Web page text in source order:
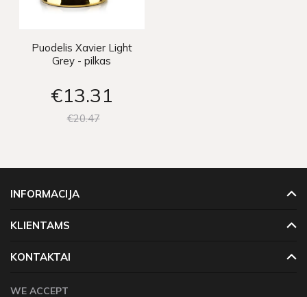
Puodelis Xavier Light
Grey - pilkas
€13 31
€2047
INFORMACIJA
KLIENTAMS
KONTAKTAI
WE ACCEPT